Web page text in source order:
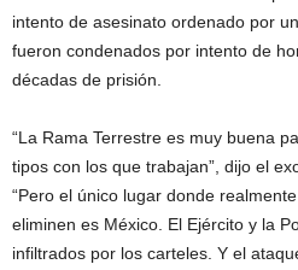
intento de asesinato ordenado por
fueron condenados por intento de
décadas de prisión.
“La Rama Terrestre es muy buena
tipos con los que trabajan”, dijo el
“Pero el único lugar donde
eliminen es México. El Ejército y la
infiltrados por los carteles. Y el